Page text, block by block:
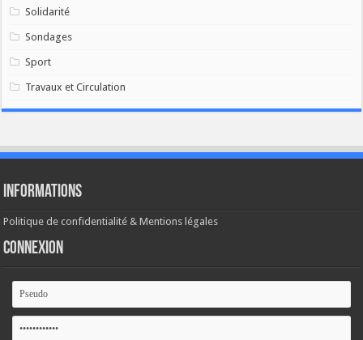
Solidarité
Sondages
Sport
Travaux et Circulation
Informations
Politique de confidentialité & Mentions légales
Connexion